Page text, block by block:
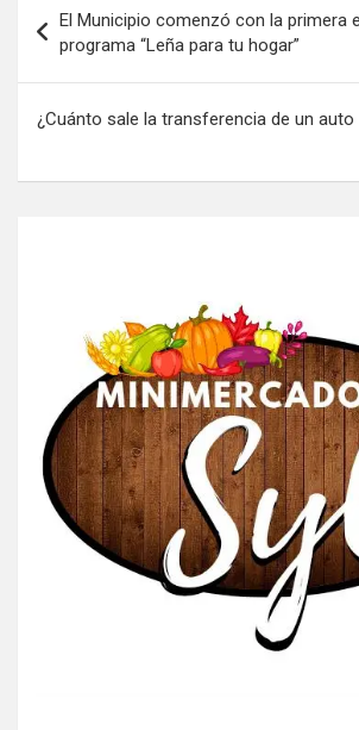
de
entradas
El Municipio comenzó con la primera
programa “Leña para tu hogar”
¿Cuánto sale la transferencia de un